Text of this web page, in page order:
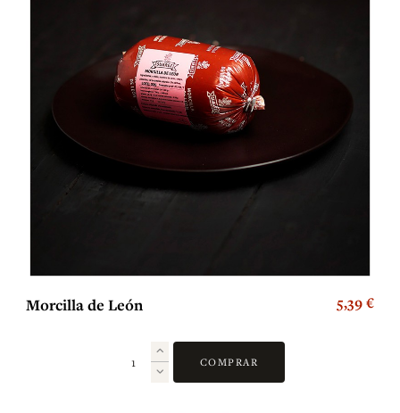
Morcilla de León 5,39 €
COMPRAR